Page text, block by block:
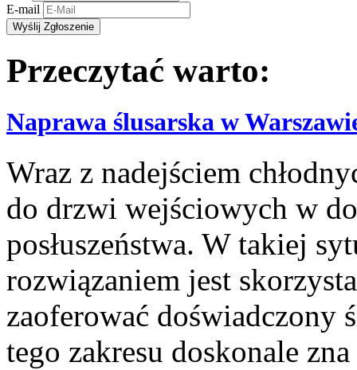
E-mail
Przeczytać warto:
Naprawa ślusarska w
Wraz z nadejściem
do drzwi wejściowych w
posłuszeństwa. W takiej
rozwiązaniem jest
zaoferować doświadczony
tego zakresu doskonale